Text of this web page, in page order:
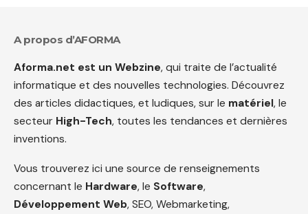
A propos d’AFORMA
Aforma.net est un Webzine, qui traite de l’actualité
informatique et des nouvelles technologies. Découvrez
des articles didactiques, et ludiques, sur le matériel, le
secteur High-Tech, toutes les tendances et dernières
inventions.
Vous trouverez ici une source de renseignements
concernant le Hardware, le Software,
Développement Web, SEO, Webmarketing,